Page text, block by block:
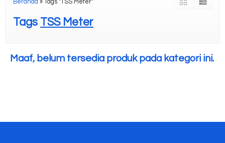
Beranda » Tags "TSS Meter"
Tags TSS Meter
Maaf, belum tersedia produk pada kategori ini.